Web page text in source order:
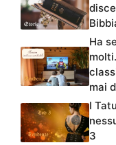
Ha
mai
I
3